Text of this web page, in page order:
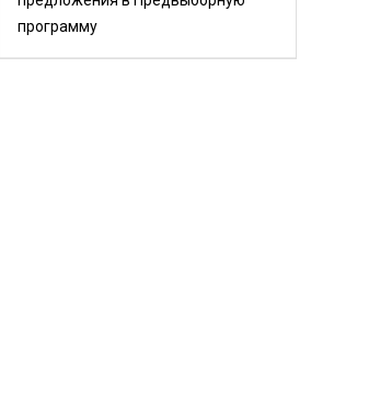
программу